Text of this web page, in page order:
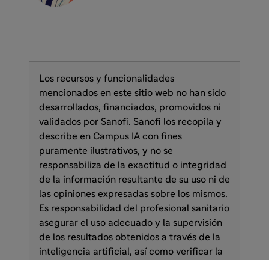
Los recursos y funcionalidades
mencionados en este sitio web no han sido
desarrollados, financiados, promovidos ni
validados por Sanofi. Sanofi los recopila y
describe en Campus IA con fines
puramente ilustrativos, y no se
responsabiliza de la exactitud o integridad
de la información resultante de su uso ni de
las opiniones expresadas sobre los mismos.
Es responsabilidad del profesional sanitario
asegurar el uso adecuado y la supervisión
de los resultados obtenidos a través de la
inteligencia artificial, así como verificar la